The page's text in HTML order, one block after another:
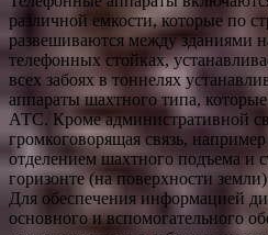
различной емкости, которые по
развешиваются между зданиями
телефонных стойках,
всех забоях в тоннелях
аппараты шахтного типа,
АТС. Кроме административной
громкоговорящая связь,
отделением шахтного подъема и
горизонте (на поверхности
Для обеспечения информацией
основного и вспомогательного